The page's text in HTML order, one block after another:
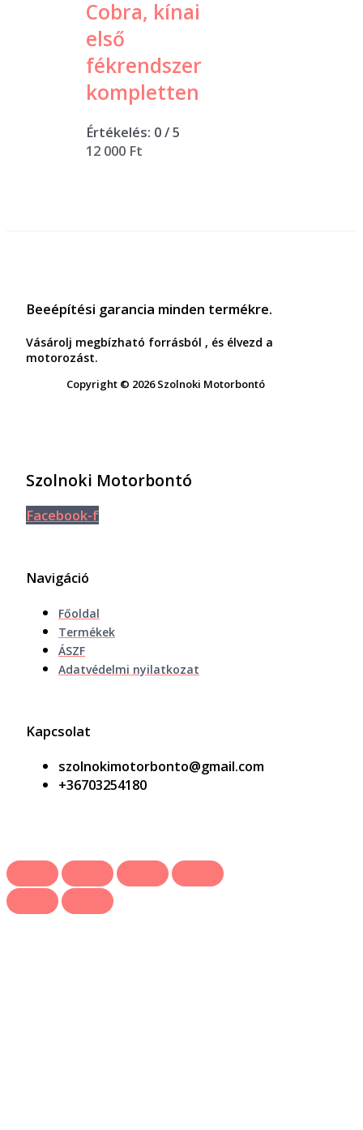
Cobra, kínai
első
fékrendszer
kompletten
Értékelés: 0/ 5
12 000 Ft
Beeépítési garancia minden termékre.
Vásárolj megbízható forrásból , és élvezd a
motorozást.
Copyright © 2026 Szolnoki Motorbontó
Szolnoki Motorbontó
Facebook-f
Navigáció
Főoldal
Termékek
ÁSZF
Adatvédelmi nyilatkozat
Kapcsolat
szolnokimotorbonto@gmail.com
+36703254180